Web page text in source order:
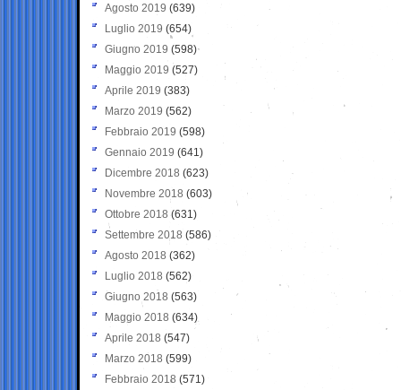
Agosto 2019 (639)
Luglio 2019 (654)
Giugno 2019 (598)
Maggio 2019 (527)
Aprile 2019 (383)
Marzo 2019 (562)
Febbraio 2019 (598)
Gennaio 2019 (641)
Dicembre 2018 (623)
Novembre 2018 (603)
Ottobre 2018 (631)
Settembre 2018 (586)
Agosto 2018 (362)
Luglio 2018 (562)
Giugno 2018 (563)
Maggio 2018 (634)
Aprile 2018 (547)
Marzo 2018 (599)
Febbraio 2018 (571)